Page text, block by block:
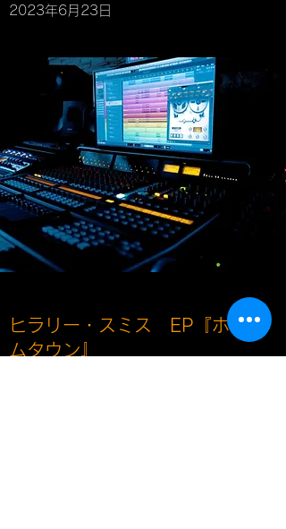
2023年6月23日
ヒラリー・スミス EP『ホー
ムタウン』